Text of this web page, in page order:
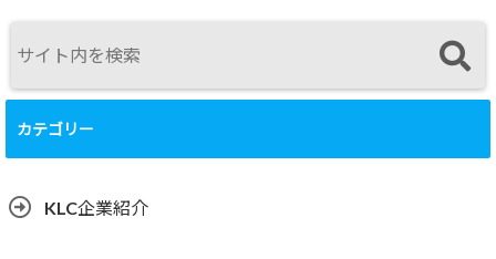
カテゴリー
KLC企業紹介